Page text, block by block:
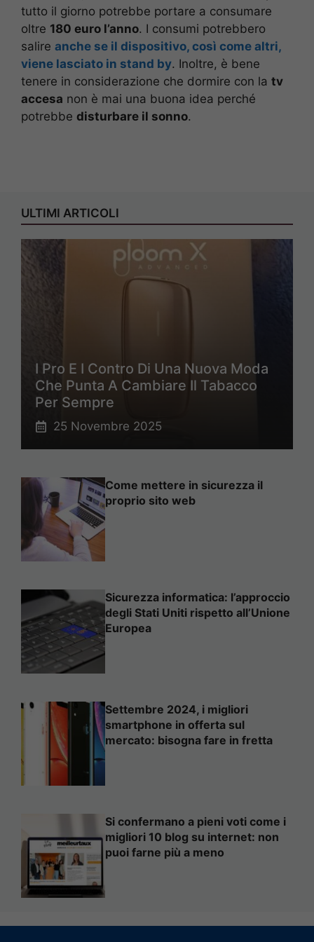
tutto il giorno potrebbe portare a consumare
oltre 180 euro l’anno. I consumi potrebbero
salire anche se il dispositivo, così come altri,
viene lasciato in stand by. Inoltre, è bene
tenere in considerazione che dormire con la tv
accesa non è mai una buona idea perché
potrebbe disturbare il sonno.
ULTIMI ARTICOLI
I Pro E I Contro Di Una Nuova Moda
Che Punta A Cambiare Il Tabacco
Per Sempre
25 Novembre 2025
Come mettere in sicurezza il
proprio sito web
Sicurezza informatica: l’approccio
degli Stati Uniti rispetto all’Unione
Europea
Settembre 2024, i migliori
smartphone in offerta sul
mercato: bisogna fare in fretta
Si confermano a pieni voti come i
migliori 10 blog su internet: non
puoi farne più a meno